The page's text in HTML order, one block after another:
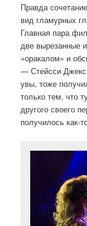
Правда
вид гламурных
Главная пара
две вырезанные
«оракалом» и
— Стейсси
увы, тоже
только тем, что
другого своего
получилось как-